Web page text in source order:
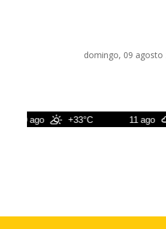
domingo, 09 agosto
10 ago +33°C 11 ago